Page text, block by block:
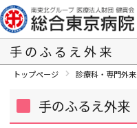
手のふるえ外来
トップページ 診療科・専門外来
手のふるえ外来